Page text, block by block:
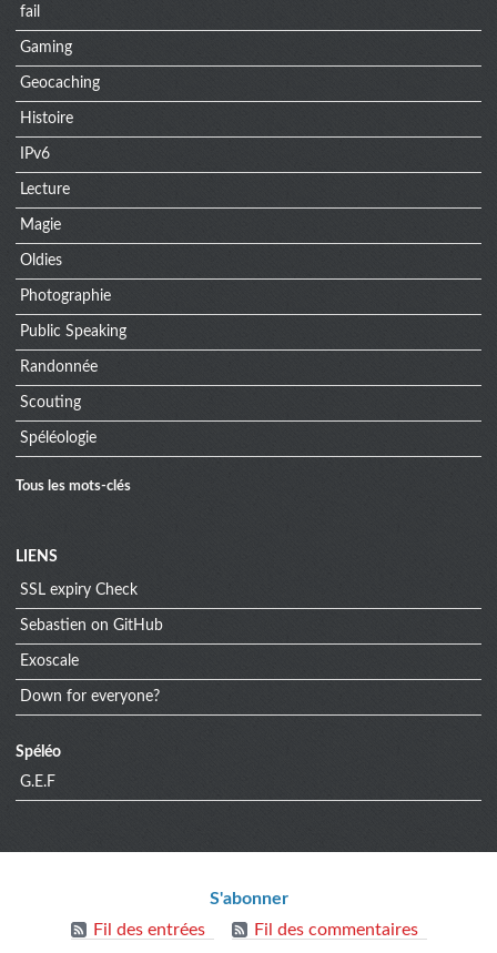
fail
Gaming
Geocaching
Histoire
IPv6
Lecture
Magie
Oldies
Photographie
Public Speaking
Randonnée
Scouting
Spéléologie
Tous les mots-clés
Menu
extra
LIENS
SSL expiry Check
Sebastien on GitHub
Exoscale
Down for everyone?
Spéléo
G.E.F
Informations
S'abonner
Fil des entrées
Fil des commentaires